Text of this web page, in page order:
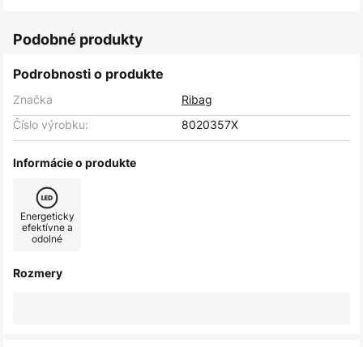
Podobné produkty
Podrobnosti o produkte
Značka
Ribag
Číslo výrobku:
8020357X
Informácie o produkte
Energeticky
efektívne a
odolné
Rozmery